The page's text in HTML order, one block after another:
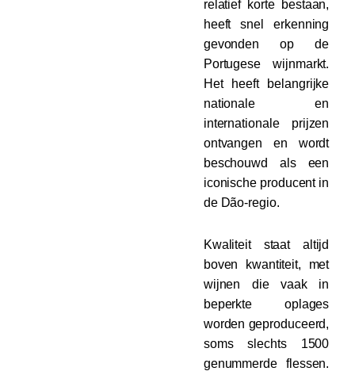
relatief korte bestaan,
heeft snel erkenning
gevonden op de
Portugese wijnmarkt.
Het heeft belangrijke
nationale en
internationale prijzen
ontvangen en wordt
beschouwd als een
iconische producent in
de Dão-regio.
Kwaliteit staat altijd
boven kwantiteit, met
wijnen die vaak in
beperkte oplages
worden geproduceerd,
soms slechts 1500
genummerde flessen.